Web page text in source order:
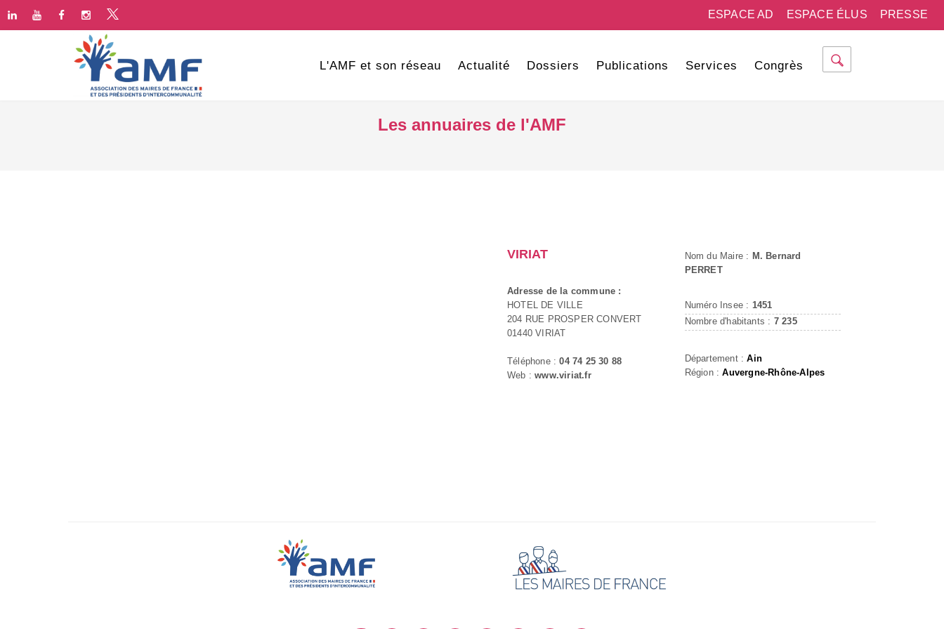
PRESSE
ESPACE ÉLUS
ESPACE AD
L'AMF et son réseau Actualité Dossiers Publications Services Congrès
Les annuaires de l'AMF
VIRIAT
Adresse de la commune :
HOTEL DE VILLE
204 RUE PROSPER CONVERT
01440 VIRIAT
Téléphone :04 74 25 30 88
Web :www.viriat.fr
Nom du Maire : M. Bernard
PERRET
Numéro Insee : 1451
Nombre d'habitants : 7 235
Département :Ain
Région :Auvergne-Rhône-Alpes